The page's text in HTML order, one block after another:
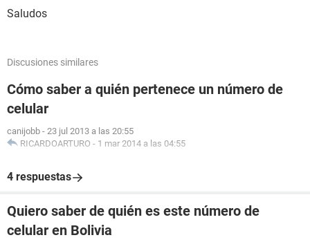
Saludos
Discusiones similares
Cómo saber a quién pertenece un número de
celular
canijobb - 23 jul 2013 a las 20:55
RICARDOARTURO - 1 mar 2014 a las 04:55
4 respuestas
Quiero saber de quién es este número de
celular en Bolivia